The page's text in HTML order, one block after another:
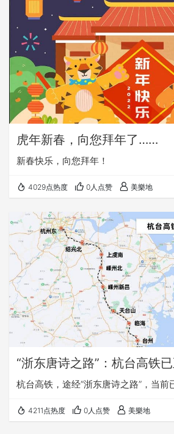
虎年新春，向您拜年了……
新春快乐，向您拜年！
4029点热度 0人点赞 美樂地
“浙东唐诗之路”：杭台高铁
杭台高铁，途经“浙东唐诗之路”，当
4211点热度 0人点赞 美樂地